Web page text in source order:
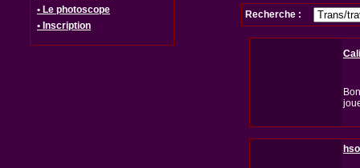
• Le photoscope
• Inscription
Recherche :